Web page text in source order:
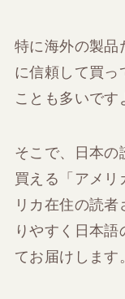
特に海外の製品
に信頼して買っ
ことも多いです
そこで、日本の
買える「アメリ
リカ在住の読
りやすく日本
てお届けします